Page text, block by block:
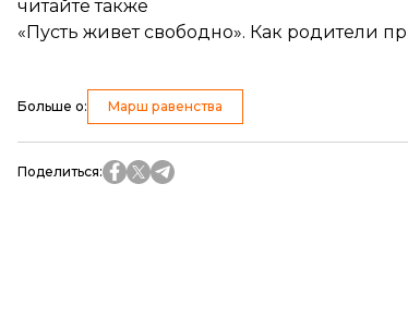
читайте также
«Пусть живет свободно». Как родители
Больше о: Марш равенства
Поделиться: